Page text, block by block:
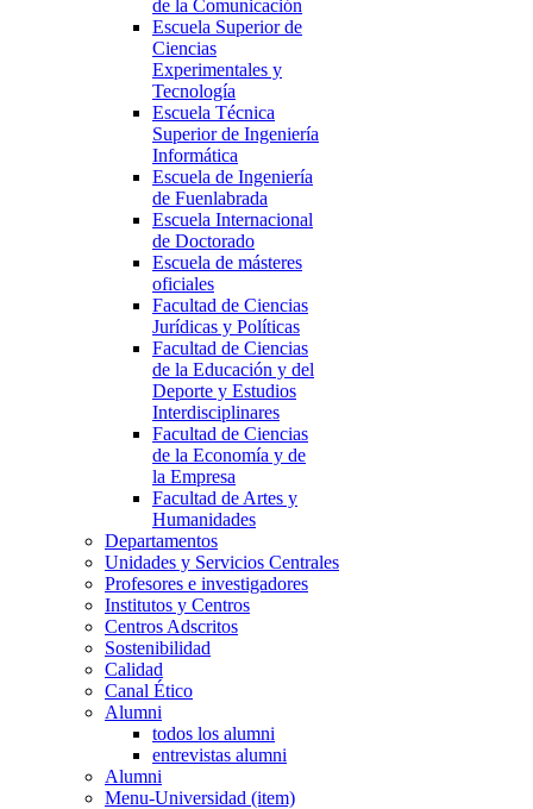
de la Comunicación
Escuela Superior de
Ciencias
Experimentales y
Tecnología
Escuela Técnica
Superior de Ingeniería
Informática
Escuela de Ingeniería
de Fuenlabrada
Escuela Internacional
de Doctorado
Escuela de másteres
oficiales
Facultad de Ciencias
Jurídicas y Políticas
Facultad de Ciencias
de la Educación y del
Deporte y Estudios
Interdisciplinares
Facultad de Ciencias
de la Economía y de
la Empresa
Facultad de Artes y
Humanidades
Departamentos
Unidades y Servicios Centrales
Profesores e investigadores
Institutos y Centros
Centros Adscritos
Sostenibilidad
Calidad
Canal Ético
Alumni
todos los alumni
entrevistas alumni
Alumni
Menu-Universidad (item)